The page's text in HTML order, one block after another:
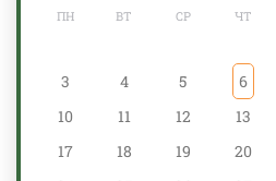
ПН ВТ СР ЧТ
3
4 5 6
10
11 12 13
17
18 19 20